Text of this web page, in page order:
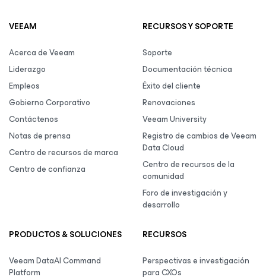
VEEAM
Acerca de Veeam
Liderazgo
Empleos
Gobierno Corporativo
Contáctenos
Notas de prensa
Centro de recursos de marca
Centro de confianza
RECURSOS Y SOPORTE
Soporte
Documentación técnica
Éxito del cliente
Renovaciones
Veeam University
Registro de cambios de Veeam
Data Cloud
Centro de recursos de la
comunidad
Foro de investigación y
desarrollo
PRODUCTOS & SOLUCIONES
Veeam DataAI Command
Platform
RECURSOS
Perspectivas e investigación
para CXOs